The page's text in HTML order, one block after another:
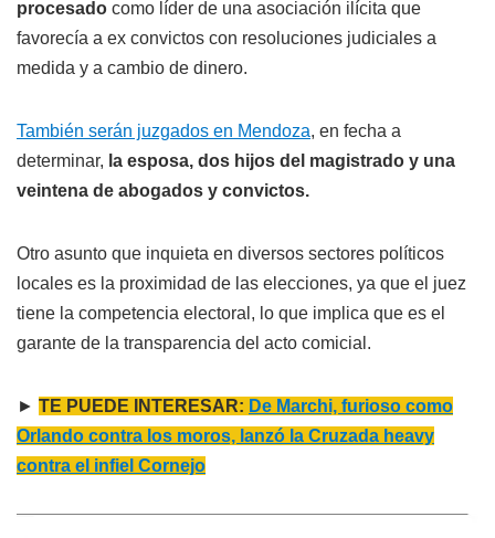
procesado como líder de una asociación ilícita que
favorecía a ex convictos con resoluciones judiciales a
medida y a cambio de dinero.
También serán juzgados en Mendoza, en fecha a
determinar, la esposa, dos hijos del magistrado y una
veintena de abogados y convictos.
Otro asunto que inquieta en diversos sectores políticos
locales es la proximidad de las elecciones, ya que el juez
tiene la competencia electoral, lo que implica que es el
garante de la transparencia del acto comicial.
► TE PUEDE INTERESAR: De Marchi, furioso como
Orlando contra los moros, lanzó la Cruzada heavy
contra el infiel Cornejo